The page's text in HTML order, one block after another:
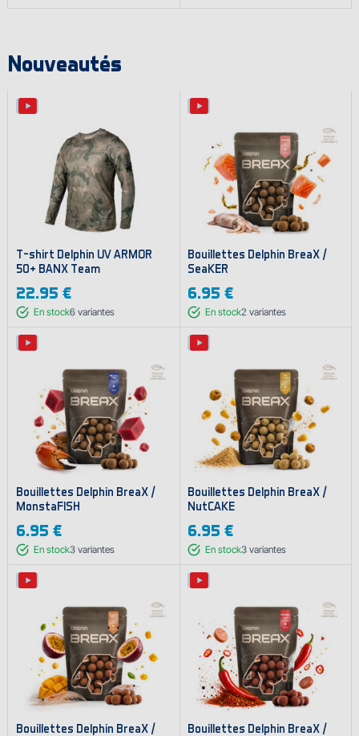
Nouveautés
T-shirt Delphin UV ARMOR
50+ BANX Team
22.95 €
En stock6 variantes
Bouillettes Delphin BreaX /
SeaKER
6.95 €
En stock2 variantes
Bouillettes Delphin BreaX /
MonstaFISH
6.95 €
En stock3 variantes
Bouillettes Delphin BreaX /
NutCAKE
6.95 €
En stock3 variantes
Bouillettes Delphin BreaX /
Bouillettes Delphin BreaX /